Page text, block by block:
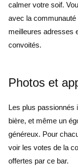
calmer votre soif.
avec la communauté
meilleures adresses
convoités.
Photos et
Les plus passionnés
bière, et même un
généreux. Pour
voir les votes de la
offertes par ce bar.